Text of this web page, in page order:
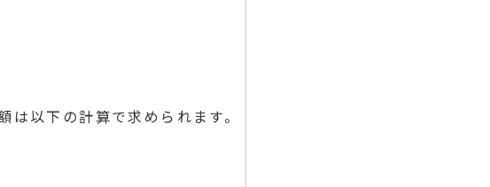
以下の計算で求められます。